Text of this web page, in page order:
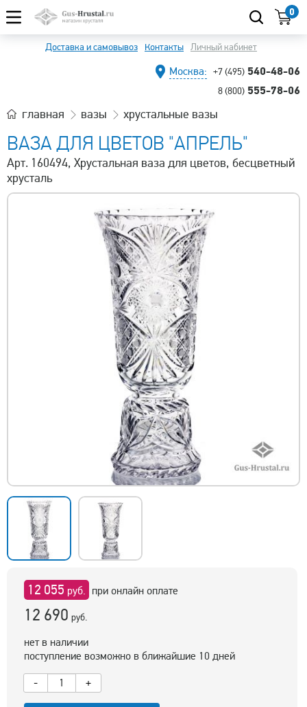
0
Доставка и самовывоз Контакты Личный кабинет
Москва: +7 (495) 540-48-06
8 (800) 555-78-06
главная вазы хрустальные вазы
ВАЗА ДЛЯ ЦВЕТОВ "АПРЕЛЬ"
Арт. 160494, Хрустальная ваза для цветов, бесцветный
хрусталь
12 055 руб. при онлайн оплате
12 690 руб.
нет в наличии
поступление возможно в ближайшие 10 дней
-
+